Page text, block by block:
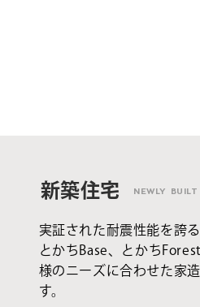
新築住宅 NEWLY BUILT
実証された耐震性能を誇
とかちBase、とかち
様のニーズに合わせた家
す。